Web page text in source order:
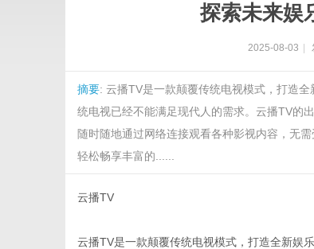
探索未来娱
2025-08-03
摘要: 云播TV是一款颠覆传统电视模式，打造
统电视已经不能满足现代人的需求。云播TV的
随时随地通过网络连接观看各种影视内容，无
轻松畅享丰富的......
云播TV
云播TV是一款颠覆传统电视模式，打造全新娱